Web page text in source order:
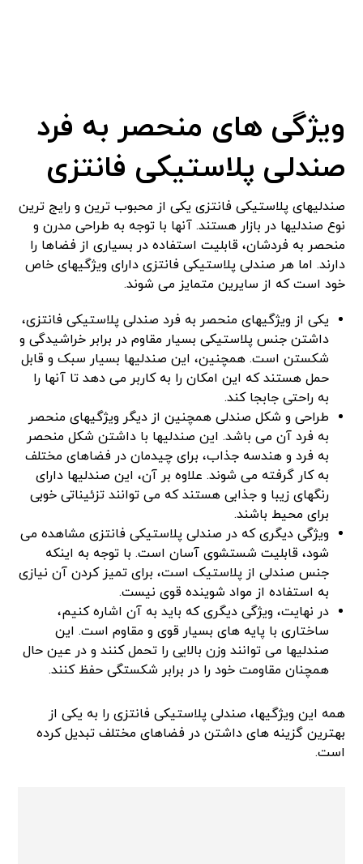
ویژگی های منحصر به فرد
صندلی پلاستیکی فانتزی
صندلیهای پلاستیکی فانتزی یکی از محبوب‌ ترین و رایج‌ ترین
نوع صندلیها در بازار هستند. آنها با توجه به طراحی مدرن و
منحصر به فردشان، قابلیت استفاده در بسیاری از فضاها را
دارند. اما هر صندلی پلاستیکی فانتزی دارای ویژگیهای خاص
خود است که از سایرین متمایز می‌ شوند.
یکی از ویژگیهای منحصر به فرد صندلی پلاستیکی فانتزی،
داشتن جنس پلاستیکی بسیار مقاوم در برابر خراشیدگی و
شکستن است. همچنین، این صندلیها بسیار سبک و قابل
حمل هستند که این امکان را به کاربر می‌ دهد تا آنها را
به راحتی جابجا کند.
طراحی و شکل صندلی همچنین از دیگر ویژگیهای منحصر
به فرد آن می‌ باشد. این صندلیها با داشتن شکل منحصر
به فرد و هندسه جذاب، برای چیدمان در فضاهای مختلف
به کار گرفته می‌ شوند. علاوه بر آن، این صندلیها دارای
رنگهای زیبا و جذابی هستند که می‌ توانند تزئیناتی خوبی
برای محیط باشند.
ویژگی دیگری که در صندلی پلاستیکی فانتزی مشاهده می‌
شود، قابلیت شستشوی آسان است. با توجه به اینکه
جنس صندلی از پلاستیک است، برای تمیز کردن آن نیازی
به استفاده از مواد شوینده قوی نیست.
در نهایت، ویژگی دیگری که باید به آن اشاره کنیم،
ساختاری با پایه های بسیار قوی و مقاوم است. این
صندلیها می‌ توانند وزن بالایی را تحمل کنند و در عین حال
همچنان مقاومت خود را در برابر شکستگی حفظ کنند.
همه این ویژگیها، صندلی پلاستیکی فانتزی را به یکی از
بهترین گزینه‌ های داشتن در فضاهای مختلف تبدیل کرده
است.